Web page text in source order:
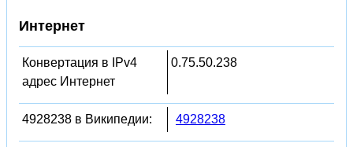
Интернет
Конвертация в IPv4
адрес Интернет
0.75.50.238
4928238 в Википедии: 4928238